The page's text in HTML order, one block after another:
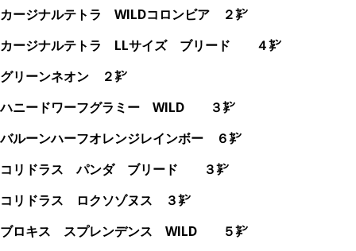
カージナルテトラ WILDコロンビア ２㌢
カージナルテトラ LLサイズ ブリード ４㌢
グリーンネオン ２㌢
ハニードワーフグラミー WILD ３㌢
バルーンハーフオレンジレインボー ６㌢
コリドラス パンダ ブリード ３㌢
コリドラス ロクソゾヌス ３㌢
ブロキス スプレンデンス WILD ５㌢